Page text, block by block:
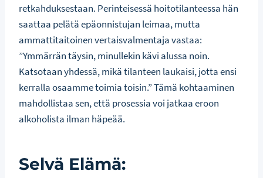
retkahduksestaan. Perinteisessä hoitotilanteessa hän
saattaa pelätä epäonnistujan leimaa, mutta
ammattitaitoinen vertaisvalmentaja vastaa:
”Ymmärrän täysin, minullekin kävi alussa noin.
Katsotaan yhdessä, mikä tilanteen laukaisi, jotta ensi
kerralla osaamme toimia toisin.” Tämä kohtaaminen
mahdollistaa sen, että prosessia voi jatkaa eroon
alkoholista ilman häpeää.
Selvä Elämä: